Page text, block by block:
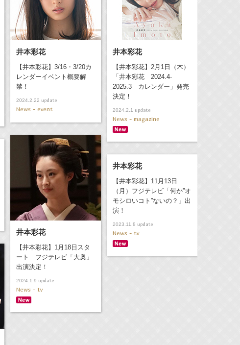
井本彩花
【井本彩花】3/16・3/20カ
レンダーイベント概要解
禁！
2024.2.22 update
News - event
井本彩花
【井本彩花】2月1日（木）
「井本彩花 2024.4-
2025.3 カレンダー」発売
決定！
2024.2.1 update
News - magazine
井本彩花
【井本彩花】1月18日スタ
ート フジテレビ「大奥」
出演決定！
2024.1.9 update
News - tv
井本彩花
【井本彩花】11月13日
（月）フジテレビ「何か”オ
モシロいコト”ないの？」出
演！
2023.11.8 update
News - tv